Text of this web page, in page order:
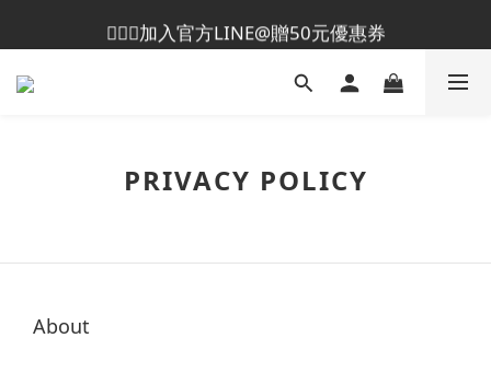
😎加入會員即贈50元購物金
💁🏻‍♀️加入官方LINE@贈50元優惠券
😎加入會員即贈50元購物金
PRIVACY POLICY
About